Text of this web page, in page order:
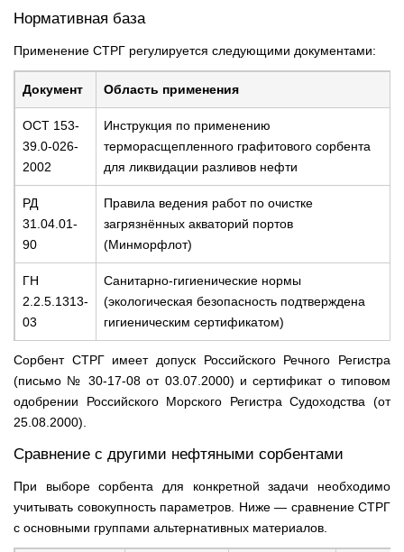
Нормативная база
Применение СТРГ регулируется следующими документами:
Документ Область применения
ОСТ 153-
39.0-026-
2002
Инструкция по применению
терморасщепленного графитового сорбента
для ликвидации разливов нефти
РД
31.04.01-
90
Правила ведения работ по очистке
загрязнённых акваторий портов
(Минморфлот)
ГН
2.2.5.1313-
03
Санитарно-гигиенические нормы
(экологическая безопасность подтверждена
гигиеническим сертификатом)
Сорбент СТРГ имеет допуск Российского Речного Регистра
(письмо № 30-17-08 от 03.07.2000) и сертификат о типовом
одобрении Российского Морского Регистра Судоходства (от
25.08.2000).
Сравнение с другими нефтяными сорбентами
При выборе сорбента для конкретной задачи необходимо
учитывать совокупность параметров. Ниже — сравнение СТРГ
с основными группами альтернативных материалов.